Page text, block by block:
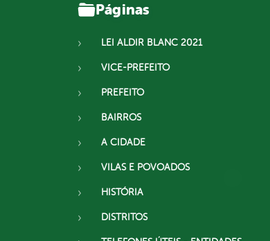
Páginas
LEI ALDIR BLANC 2021
VICE-PREFEITO
PREFEITO
BAIRROS
A CIDADE
VILAS E POVOADOS
HISTÓRIA
DISTRITOS